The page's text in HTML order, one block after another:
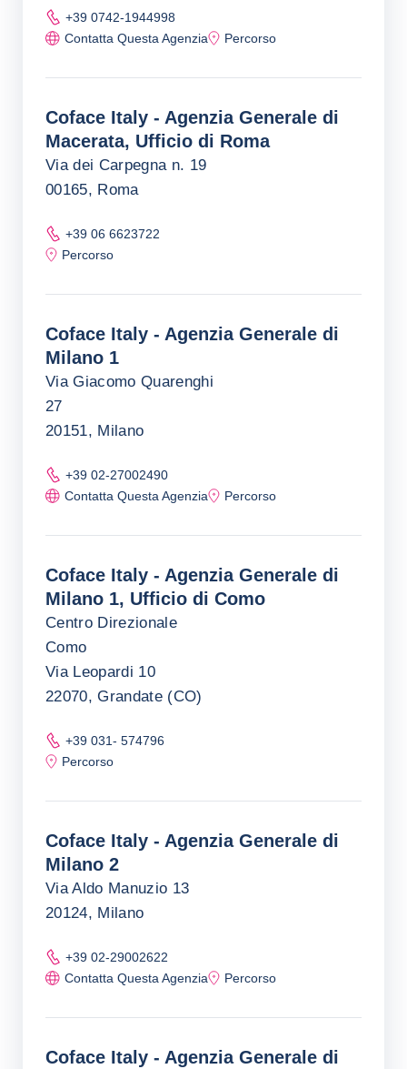
+39 0742-1944998
Contatta Questa Agenzia
Percorso
Coface Italy - Agenzia Generale di
Macerata, Ufficio di Roma
Via dei Carpegna n. 19
00165, Roma
+39 06 6623722
Percorso
Coface Italy - Agenzia Generale di
Milano 1
Via Giacomo Quarenghi
27
20151, Milano
+39 02-27002490
Contatta Questa Agenzia
Percorso
Coface Italy - Agenzia Generale di
Milano 1, Ufficio di Como
Centro Direzionale
Como
Via Leopardi 10
22070, Grandate (CO)
+39 031- 574796
Percorso
Coface Italy - Agenzia Generale di
Milano 2
Via Aldo Manuzio 13
20124, Milano
+39 02-29002622
Contatta Questa Agenzia
Percorso
Coface Italy - Agenzia Generale di